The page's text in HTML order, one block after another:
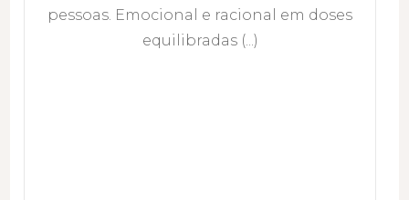
pessoas. Emocional e racional em doses
equilibradas (...)